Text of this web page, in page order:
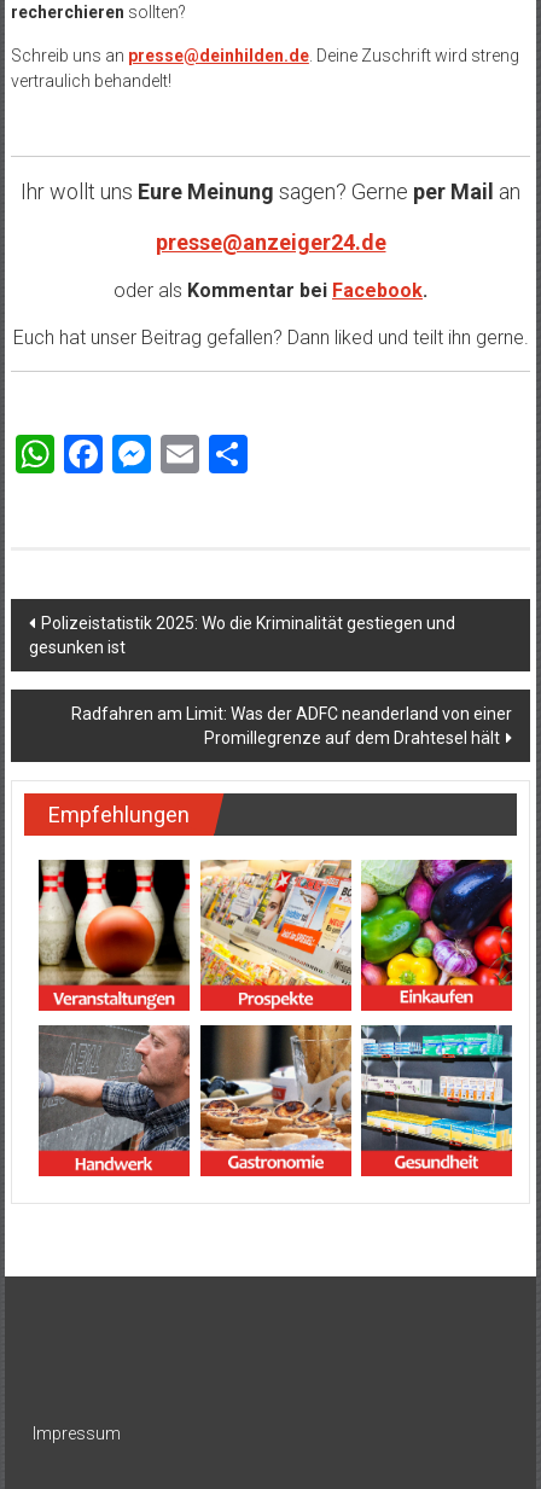
recherchieren sollten?
Schreib uns an presse@deinhilden.de. Deine Zuschrift wird streng
vertraulich behandelt!
Ihr wollt uns Eure Meinung sagen? Gerne per Mail an
presse@anzeiger24.de
oder als Kommentar bei Facebook.
Euch hat unser Beitrag gefallen? Dann liked und teilt ihn gerne.
WhatsApp
Facebook
Messenger
EmailTeilen
Beitragsnavigation
Polizeistatistik 2025: Wo die Kriminalität gestiegen und
gesunken ist
Radfahren am Limit: Was der ADFC neanderland von einer
Promillegrenze auf dem Drahtesel hält
Empfehlungen
Impressum